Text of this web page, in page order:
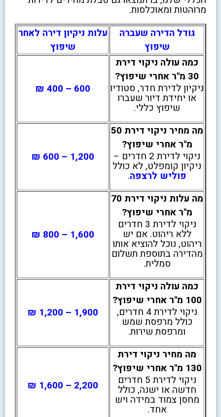
מרוהטות ומאוכלסות.
גודל הדירה שעברה
שיפוץ
עלות ניקיון דירה לאחר
שיפוץ
כמה עולה ניקוי דירת
30 מ"ר אחרי שיפוץ?
ניקיון לדירת חדר, סטודיו
או יחידת דיור שעברו
שיפוץ כללי.
600 – 400 ₪
מה מחיר ניקוי דירת 50
מ"ר אחרי שיפוץ?
ניקוי לדירת 2 חדרים –
ניקיון קומפלט, לא כולל
פוליש לרצפה.
1,200 – 600 ₪
מה עלות ניקוי דירת 70
מ"ר אחרי שיפוץ?
ניקוי לדירת 3 חדרים
ללא ריהוט. אם יש
ריהוט, נוכל להוציא אותו
מהדירה בתוספת תשלום
סמלית.
1,600 – 800 ₪
כמה עולה ניקוי דירת
100 מ"ר אחרי שיפוץ?
ניקוי לדירת 4 חדרים,
כולל מרפסת שמש
ומרפסת שירות.
1,900 – 1,200 ₪
מה מחיר ניקוי דירת
130 מ"ר אחרי שיפוץ?
ניקוי לדירת 5 חדרים
חדשה או ישנה, כולל
מחסן צמוד במידה ויש
אחד.
2,200 – 1,600 ₪